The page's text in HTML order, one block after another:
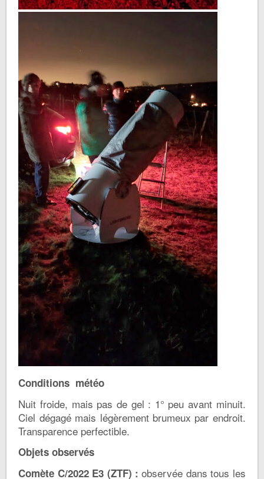
Conditions météo
Nuit froide, mais pas de gel : 1° peu avant minuit.
Ciel dégagé mais légèrement brumeux par endroit.
Transparence perfectible.
Objets observés
Comète C/2022 E3 (ZTF) : observée dans tous les